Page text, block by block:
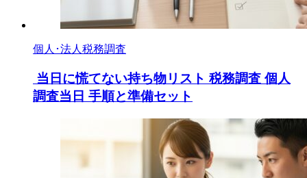
個人･法人税務調査
当日に慌てない持ち物リスト 税務調査 個人
調査当日 手順と準備セット